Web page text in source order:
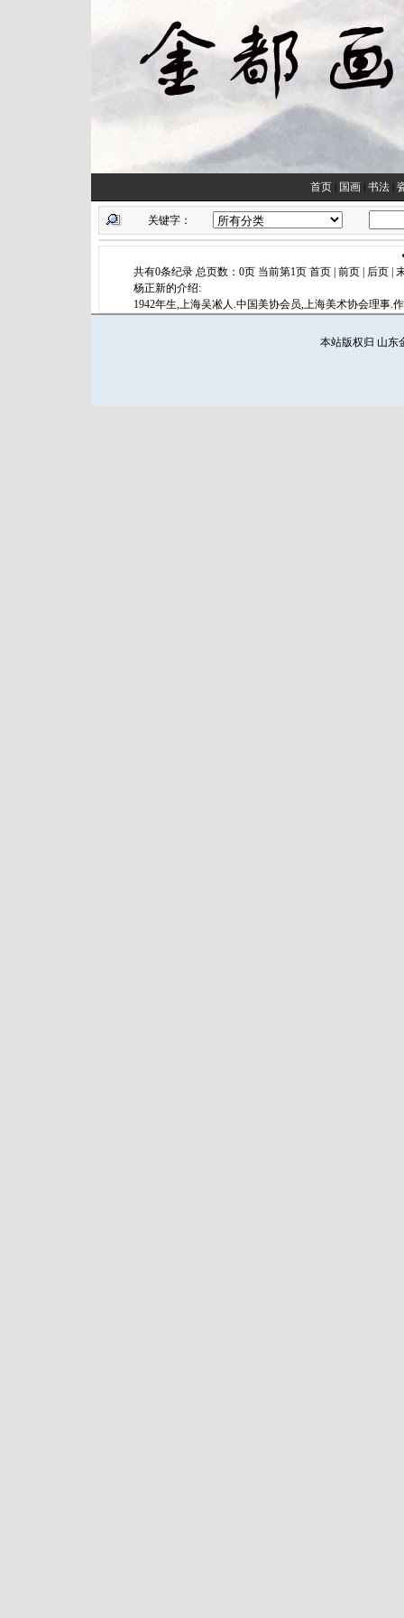
首页| 国画| 书法|
关键字：
共有0条纪录 总页数：0页 当前第1页 首页 | 前页 | 后页 |
杨正新的介绍:
1942年生,上海吴凇人.中国美协会员,上海美术协会理事.
本站版权归 山东